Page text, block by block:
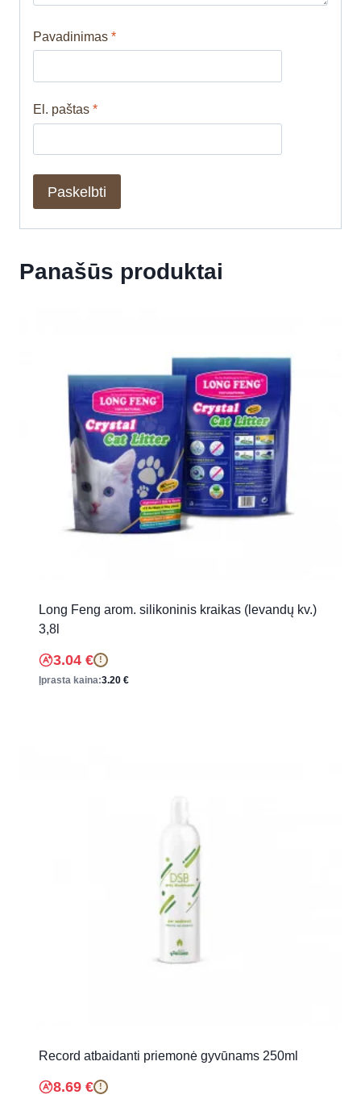
Pavadinimas *
El. paštas *
Panašūs produktai
Long Feng arom. silikoninis kraikas (levandų kv.)
3,8l
3.04 € !
Įprasta kaina:3.20 €
Record atbaidanti priemonė gyvūnams 250ml
8.69 € !